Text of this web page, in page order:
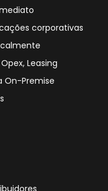
corporativas
Leasing
On-Premise